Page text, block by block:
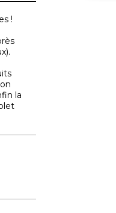
!
la